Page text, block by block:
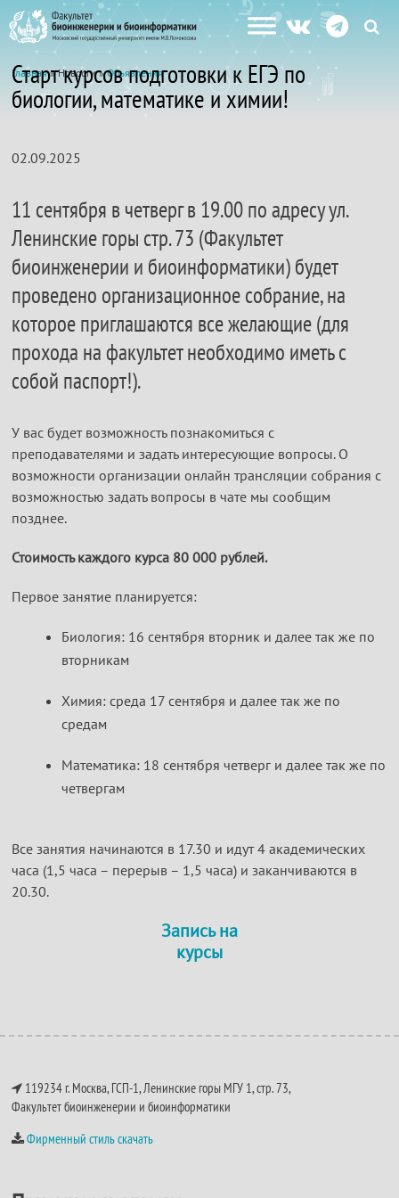
Главная» Новости »Объявления
Старт курсов подготовки к ЕГЭ по
биологии, математике и химии!
02.09.2025
11 сентября в четверг в 19.00 по адресу ул.
Ленинские горы стр. 73 (Факультет
биоинженерии и биоинформатики) будет
проведено организационное собрание, на
которое приглашаются все желающие (для
прохода на факультет необходимо иметь с
собой паспорт!).
У вас будет возможность познакомиться с
преподавателями и задать интересующие вопросы. О
возможности организации онлайн трансляции собрания с
возможностью задать вопросы в чате мы сообщим
позднее.
Стоимость каждого курса 80 000 рублей.
Первое занятие планируется:
Биология: 16 сентября вторник и далее так же по
вторникам
Химия: среда 17 сентября и далее так же по
средам
Математика: 18 сентября четверг и далее так же по
четвергам
Все занятия начинаются в 17.30 и идут 4 академических
часа (1,5 часа – перерыв – 1,5 часа) и заканчиваются в
20.30.
Запись на
курсы
119234 г. Москва, ГСП-1, Ленинские горы МГУ 1, стр. 73,
Факультет биоинженерии и биоинформатики
Фирменный стиль скачать